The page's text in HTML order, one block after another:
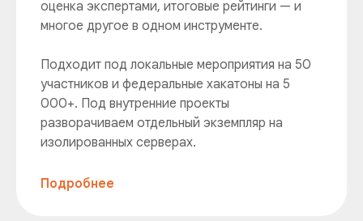
оценка экспертами, итоговые рейтинги — и
многое другое в одном инструменте.
Подходит под локальные мероприятия на 50
участников и федеральные хакатоны на 5
000+. Под внутренние проекты
разворачиваем отдельный экземпляр на
изолированных серверах.
Подробнее